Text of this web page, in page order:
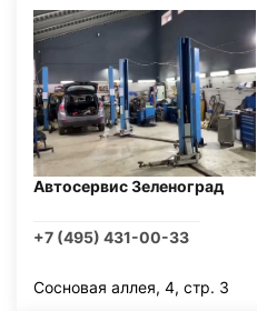
Автосервис Зеленоград
+7 (495) 431-00-33
Сосновая аллея, 4, стр. 3